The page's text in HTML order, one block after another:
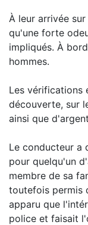
À leur arrivée
qu'une forte
impliqués. À
hommes.
Les vérifications
découverte, sur
ainsi que
Le conducteur a
pour quelqu'un
membre de sa
toutefois permis
apparu que
police et faisait